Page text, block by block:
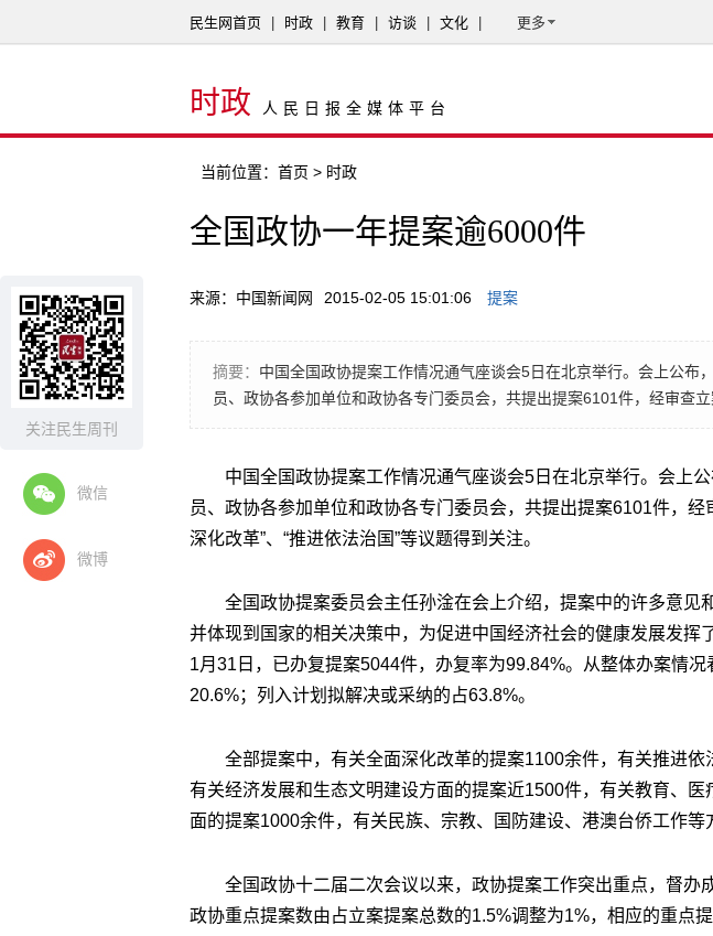
关注民生周刊
微信
微博
民生网首页 时政 教育 访谈 文化 更多
时政 人民日报全媒体平台
当前位置： 首页 > 时政
全国政协一年提案逾6000件
来源：中国新闻网 2015-02-05 15:01:06 提案
摘要： 中国全国政协提案工作情况通气座谈会5日在北京举行。会上公布
员、政协各参加单位和政协各专门委员会，共提出提案6101件，经审查立
中国全国政协提案工作情况通气座谈会5日在北京举行。会上
员、政协各参加单位和政协各专门委员会，共提出提案6101件，经
深化改革”、“推进依法治国”等议题得到关注。
全国政协提案委员会主任孙淦在会上介绍，提案中的许多意见
并体现到国家的相关决策中，为促进中国经济社会的健康发展发挥
1月31日，已办复提案5044件，办复率为99.84%。从整体办案情
20.6%；列入计划拟解决或采纳的占63.8%。
全部提案中，有关全面深化改革的提案1100余件，有关推进依
有关经济发展和生态文明建设方面的提案近1500件，有关教育、医
面的提案1000余件，有关民族、宗教、国防建设、港澳台侨工作等
全国政协十二届二次会议以来，政协提案工作突出重点，督办
政协重点提案数由占立案提案总数的1.5%调整为1%，相应的重点